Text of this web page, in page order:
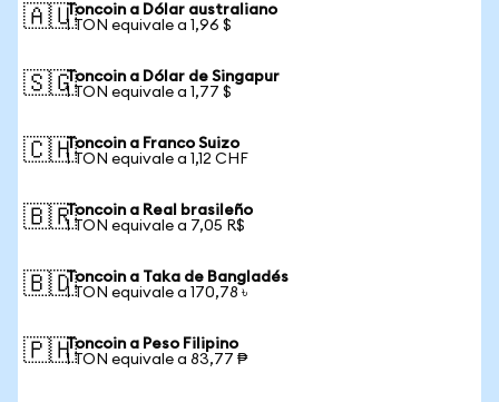
🇦🇺Toncoin a Dólar australiano
1 TON equivale a 1,96 $
🇸🇬Toncoin a Dólar de Singapur
1 TON equivale a 1,77 $
🇨🇭Toncoin a Franco Suizo
1 TON equivale a 1,12 CHF
🇧🇷Toncoin a Real brasileño
1 TON equivale a 7,05 R$
🇧🇩Toncoin a Taka de Bangladés
1 TON equivale a 170,78 ৳
🇵🇭Toncoin a Peso Filipino
1 TON equivale a 83,77 ₱